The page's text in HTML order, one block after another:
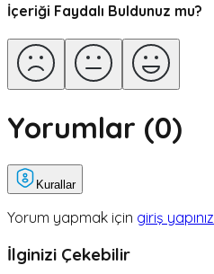
İçeriği Faydalı Buldunuz mu?
Yorumlar (0)
Kurallar
Yorum yapmak için giriş yapınız
İlginizi Çekebilir